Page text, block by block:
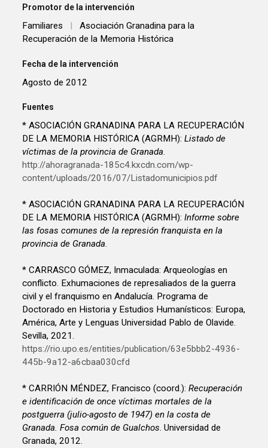
Promotor de la intervención
Familiares
Asociación Granadina para la
Recuperación de la Memoria Histórica
Fecha de la intervención
Agosto de 2012
Fuentes
* ASOCIACIÓN GRANADINA PARA LA RECUPERACIÓN
DE LA MEMORIA HISTÓRICA (AGRMH):Listado de
víctimas de la provincia de Granada.
http://ahoragranada-185c4.kxcdn.com/wp-
content/uploads/2016/07/Listadomunicipios.pdf
* ASOCIACIÓN GRANADINA PARA LA RECUPERACIÓN
DE LA MEMORIA HISTÓRICA (AGRMH):Informe sobre
las fosas comunes de la represión franquista en la
provincia de Granada.
* CARRASCO GÓMEZ, Inmaculada: Arqueologías en
conflicto. Exhumaciones de represaliados de la guerra
civil y el franquismo en Andalucía. Programa de
Doctorado en Historia y Estudios Humanísticos: Europa,
América, Arte y Lenguas Universidad Pablo de Olavide.
Sevilla, 2021.
https://rio.upo.es/entities/publication/63e5bbb2-4936-
445b-9a12-a6cbaa030cfd
* CARRIÓN MÉNDEZ, Francisco (coord.):Recuperación
e identificación de once víctimas mortales de la
postguerra (julio-agosto de 1947) en la costa de
Granada. Fosa común de Gualchos. Universidad de
Granada, 2012.